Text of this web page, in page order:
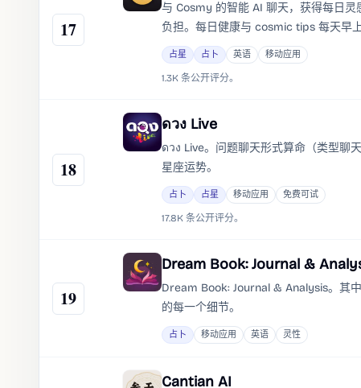
17
与 Cosmy 的智能 AI 聊天，获得每日
负担。每日健康与 cosmic tips 每天早
情绪的小贴士，基于你的 astrology
占星 占卜 英语 移动应用
1.3K 条公开评分。
18
ดวง Live
ดวง Live。问题聊天形式算命（类型聊
星座运势。
占卜 占星 移动应用 免费可试
17.8K 条公开评分。
19
Dream Book: Journal &
Dream Book: Journal & Analysis。其
的每一个细节。
占卜 移动应用 英语 灵性
Cantian AI